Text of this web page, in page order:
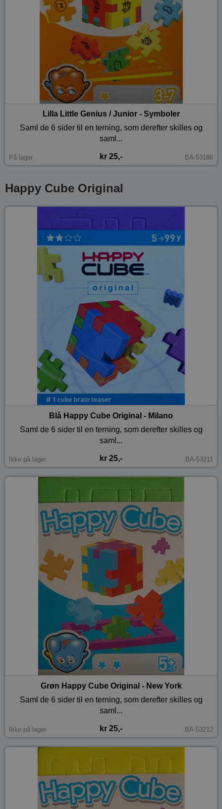
Lilla Little Genius / Junior - Symboler
Saml de 6 sider til en terning, som derefter skilles og
saml...
På lager kr 25,- BA-53186
Happy Cube Original
Blå Happy Cube Original - Milano
Saml de 6 sider til en terning, som derefter skilles og
saml...
Ikke på lager kr 25,- BA-53211
Grøn Happy Cube Original - New York
Saml de 6 sider til en terning, som derefter skilles og
saml...
Ikke på lager kr 25,- BA-53212